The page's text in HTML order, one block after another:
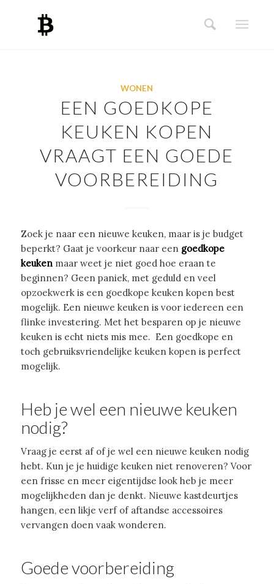
WONEN
EEN GOEDKOPE
KEUKEN KOPEN
VRAAGT EEN GOEDE
VOORBEREIDING
Zoek je naar een nieuwe keuken, maar is je budget
beperkt? Gaat je voorkeur naar een goedkope
keukenmaar weet je niet goed hoe eraan te
beginnen? Geen paniek, met geduld en veel
opzoekwerk is een goedkope keuken kopen best
mogelijk. Een nieuwe keuken is voor iedereen een
flinke investering. Met het besparen op je nieuwe
keuken is echt niets mis mee. Een goedkope en
toch gebruiksvriendelijke keuken kopen is perfect
mogelijk.
Heb je wel een nieuwe keuken
nodig?
Vraag je eerst af of je wel een nieuwe keuken nodig
hebt. Kun je je huidige keuken niet renoveren? Voor
een frisse en meer eigentijdse look heb je meer
mogelijkheden dan je denkt. Nieuwe kastdeurtjes
hangen, een likje verf of aftandse accessoires
vervangen doen vaak wonderen.
Goede voorbereiding